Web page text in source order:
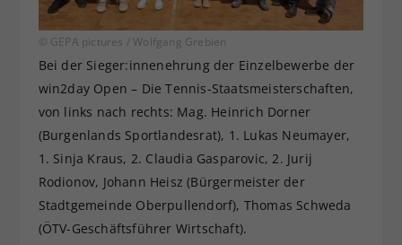
© GEPA pictures / Wolfgang Grebien
Bei der Sieger:innenehrung der Einzelbewerbe der
win2day Open – Die Tennis-Staatsmeisterschaften,
von links nach rechts: Mag. Heinrich Dorner
(Burgenlands Sportlandesrat), 1. Lukas Neumayer,
1. Sinja Kraus, 2. Claudia Gasparovic, 2. Jurij
Rodionov, Johann Heisz (Bürgermeister der
Stadtgemeinde Oberpullendorf), Thomas Schweda
(ÖTV-Geschäftsführer Wirtschaft).